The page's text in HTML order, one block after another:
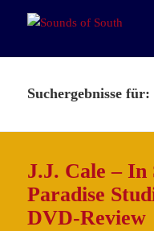
Sounds of South
Suchergebnisse
J.J. Cale – In
Paradise
DVD-Review